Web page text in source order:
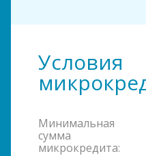
Условия
Минимальная
сумма
микрокредита: